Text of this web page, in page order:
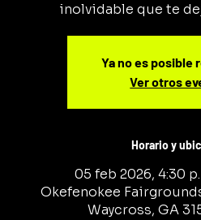
inolvidable que te
Ya no es posible
Ver otros
Horario y
05 feb 2026, 4:30
Okefenokee
Waycross, GA